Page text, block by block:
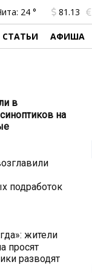
24 ° 81.13
СТАТЬИ АФИША
в
на
подработок
жители
просят
разводят